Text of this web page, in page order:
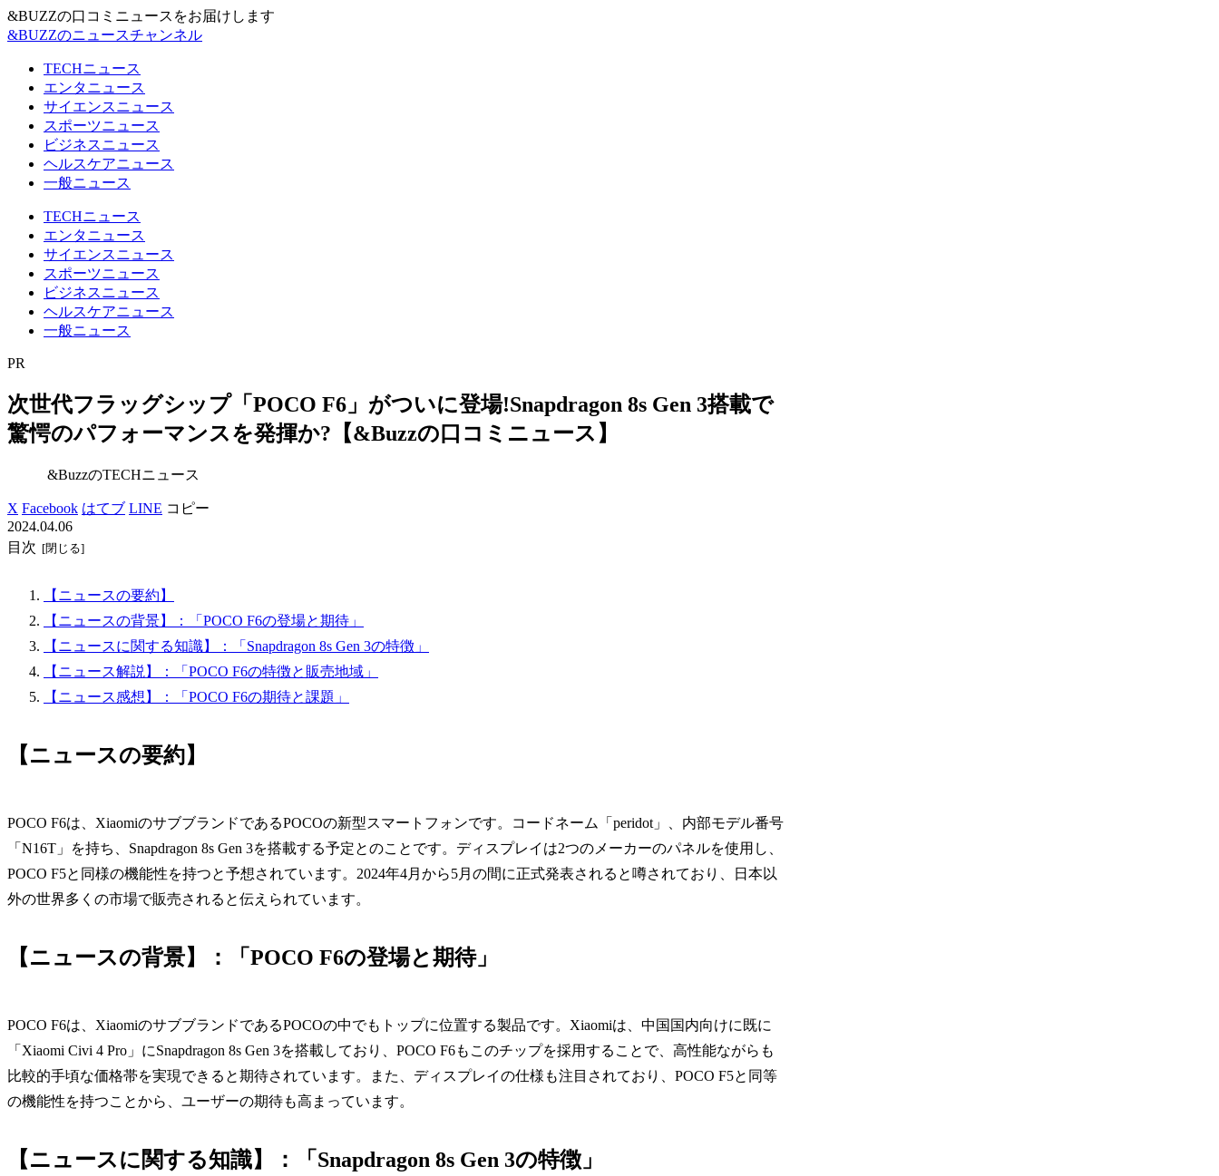
&BUZZの口コミニュースをお届けします
&BUZZのニュースチャンネル
TECHニュース
エンタニュース
サイエンスニュース
スポーツニュース
ビジネスニュース
ヘルスケアニュース
一般ニュース
TECHニュース
エンタニュース
サイエンスニュース
スポーツニュース
ビジネスニュース
ヘルスケアニュース
一般ニュース
PR
次世代フラッグシップ「POCO F6」がついに登場!Snapdragon 8s Gen 3搭載で
驚愕のパフォーマンスを発揮か?【&Buzzの口コミニュース】
&BuzzのTECHニュース
X Facebook はてブ LINE コピー
2024.04.06
目次
【ニュースの要約】
【ニュースの背景】：「POCO F6の登場と期待」
【ニュースに関する知識】：「Snapdragon 8s Gen 3の特徴」
【ニュース解説】：「POCO F6の特徴と販売地域」
【ニュース感想】：「POCO F6の期待と課題」
【ニュースの要約】
POCO F6は、XiaomiのサブブランドであるPOCOの新型スマートフォンです。コードネーム「peridot」、内部モデル番号
「N16T」を持ち、Snapdragon 8s Gen 3を搭載する予定とのことです。ディスプレイは2つのメーカーのパネルを使用し、
POCO F5と同様の機能性を持つと予想されています。2024年4月から5月の間に正式発表されると噂されており、日本以
外の世界多くの市場で販売されると伝えられています。
【ニュースの背景】：「POCO F6の登場と期待」
POCO F6は、XiaomiのサブブランドであるPOCOの中でもトップに位置する製品です。Xiaomiは、中国国内向けに既に
「Xiaomi Civi 4 Pro」にSnapdragon 8s Gen 3を搭載しており、POCO F6もこのチップを採用することで、高性能ながらも
比較的手頃な価格帯を実現できると期待されています。また、ディスプレイの仕様も注目されており、POCO F5と同等
の機能性を持つことから、ユーザーの期待も高まっています。
【ニュースに関する知識】：「Snapdragon 8s Gen 3の特徴」